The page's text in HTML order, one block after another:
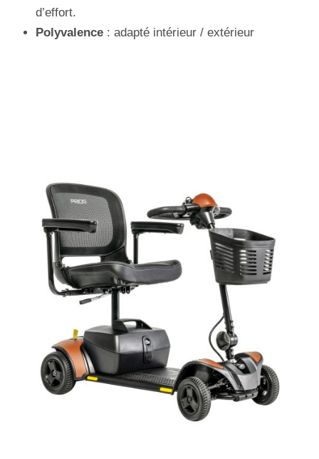
d’effort.
Polyvalence : adapté intérieur / extérieur